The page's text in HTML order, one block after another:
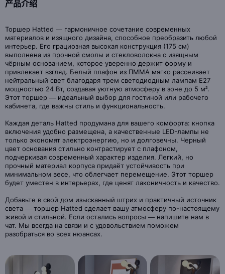
产品介绍
Торшер Hatted — гармоничное сочетание современных
материалов и изящного дизайна, способное преобразить любой
интерьер. Его грациозная высокая конструкция (175 см)
выполнена из прочной смолы и стекловолокна с изящным
чёрным основанием, которое уверенно держит форму и
привлекает взгляд. Белый плафон из ПММА мягко рассеивает
нейтральный свет благодаря трем светодиодным лампам Е27
мощностью 24 Вт, создавая уютную атмосферу в зоне до 5 м².
Этот торшер — идеальный выбор для гостиной или рабочего
кабинета, где важны стиль и функциональность.
Каждая деталь Hatted продумана для вашего комфорта: кнопка
включения удобно размещена, а качественные LED-лампы не
только экономят электроэнергию, но и долговечны. Черный
цвет основания стильно контрастирует с плафоном,
подчеркивая современный характер изделия. Легкий, но
прочный материал корпуса придаёт устойчивость при
минимальном весе, что облегчает перемещение. Этот торшер
будет уместен в интерьерах, где ценят лаконичность и качество.
Добавьте в свой дом изысканный штрих и практичный источник
света — торшер Hatted сделает вашу атмосферу по-настоящему
живой и стильной. Если остались вопросы — напишите нам в
чат. Мы всегда на связи и с удовольствием поможем
разобраться во всех нюансах.